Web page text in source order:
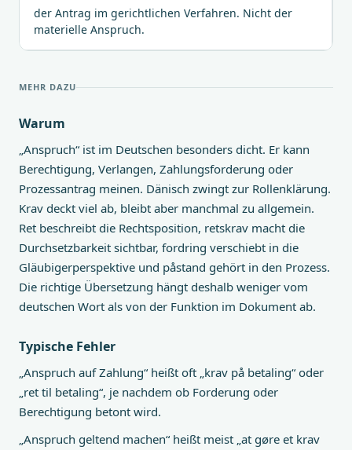
der Antrag im gerichtlichen Verfahren. Nicht der
materielle Anspruch.
MEHR DAZU
Warum
„Anspruch“ ist im Deutschen besonders dicht. Er kann
Berechtigung, Verlangen, Zahlungsforderung oder
Prozessantrag meinen. Dänisch zwingt zur Rollenklärung.
Krav deckt viel ab, bleibt aber manchmal zu allgemein.
Ret beschreibt die Rechtsposition, retskrav macht die
Durchsetzbarkeit sichtbar, fordring verschiebt in die
Gläubigerperspektive und påstand gehört in den Prozess.
Die richtige Übersetzung hängt deshalb weniger vom
deutschen Wort als von der Funktion im Dokument ab.
Typische Fehler
„Anspruch auf Zahlung“ heißt oft „krav på betaling“ oder
„ret til betaling“, je nachdem ob Forderung oder
Berechtigung betont wird.
„Anspruch geltend machen“ heißt meist „at gøre et krav